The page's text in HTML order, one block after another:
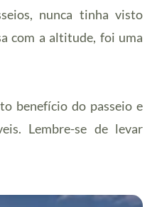
nunca tinha visto
com a altitude, foi uma
benefício do passeio e
Lembre-se de levar